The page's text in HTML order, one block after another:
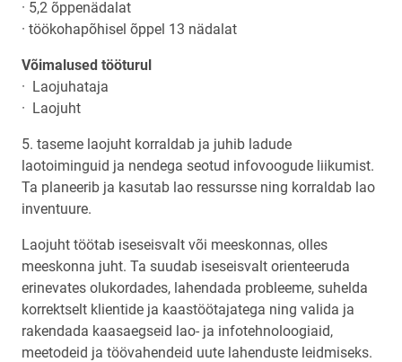
· 5,2 õppenädalat
· töökohapõhisel õppel 13 nädalat
Võimalused tööturul
· Laojuhataja
· Laojuht
5. taseme laojuht korraldab ja juhib ladude
laotoiminguid ja nendega seotud infovoogude liikumist.
Ta planeerib ja kasutab lao ressursse ning korraldab lao
inventuure.
Laojuht töötab iseseisvalt või meeskonnas, olles
meeskonna juht. Ta suudab iseseisvalt orienteeruda
erinevates olukordades, lahendada probleeme, suhelda
korrektselt klientide ja kaastöötajatega ning valida ja
rakendada kaasaegseid lao- ja infotehnoloogiaid,
meetodeid ja töövahendeid uute lahenduste leidmiseks.